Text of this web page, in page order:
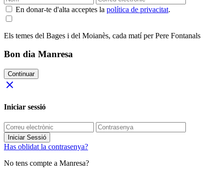
En donar-te d'alta acceptes la política de privacitat.
Els temes del Bages i del Moianès, cada matí per Pere Fontanals
Bon dia Manresa
Continuar
close
Iniciar sessió
Iniciar Sessió
Has oblidat la contrasenya?
No tens compte a Manresa?